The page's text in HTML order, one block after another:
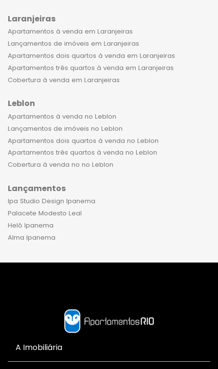
venda no Flamengo RJ e de se
surpreender com tudo que essa
região pode oferecer. Venha viver
uma experiência única e inesquecível
ao lado da sua família.
Laranjeiras
Apartamentos à venda em Laranjeiras
Lançamentos de imóveis em Laranjeiras
Apartamentos dois quartos à venda em Laranjeiras
Apartamentos três quartos à venda em Laranjeiras
Cobertura à venda em Laranjeiras
Leblon
Apartamentos à venda no Leblon
Lançamentos de imóveis no Leblon
Apartamentos dois quartos à venda no Leblon
Apartamentos três quartos à venda no Leblon
Cobertura à venda no no Leblon
Lançamentos
Ipa Studio Design Ipanema
Palacete Modesto Leal
Helô Ipanema
Alma Ipanema
A Imobiliária